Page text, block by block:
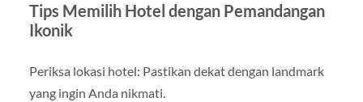
Tips Memilih Hotel dengan Pemandangan
Ikonik
Periksa lokasi hotel: Pastikan dekat dengan landmark
yang ingin Anda nikmati.